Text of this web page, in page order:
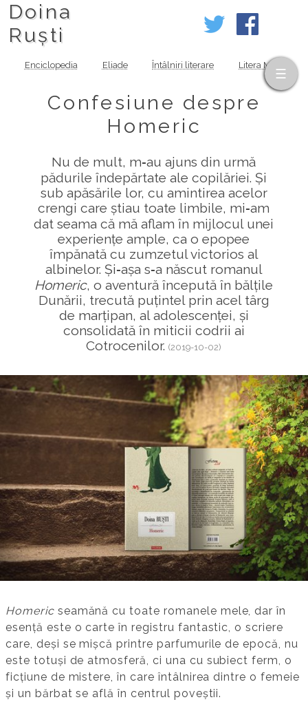
Doina
Ruști
Enciclopedia Eliade Întâlniri literare Litera MOV
Confesiune despre
Homeric
Nu de mult, m‑au ajuns din urmă
pădurile îndepărtate ale copilăriei. Și
sub apăsările lor, cu amintirea acelor
crengi care știau toate limbile, mi‑am
dat seama că mă aflam în mijlocul unei
experiențe ample, ca o epopee
împănată cu zumzetul victorios al
albinelor. Și‑așa s‑a născut romanul
Homeric, o aventură începută în bălțile
Dunării, trecută puțintel prin acel târg
de marțipan, al adolescenței, și
consolidată în miticii codrii ai
Cotrocenilor.(2019-10-02)
Homericseamănă cu toate romanele mele, dar în
esență este o carte în registru fantastic, o scri­ere
care, deși se mișcă printre parfumurile de epocă, nu
este totuși de atmosferă, ci una cu subiect ferm, o
ficțiune de mistere, în care întâlnirea dintre o femeie
și un bărbat se află în centrul poveștii.